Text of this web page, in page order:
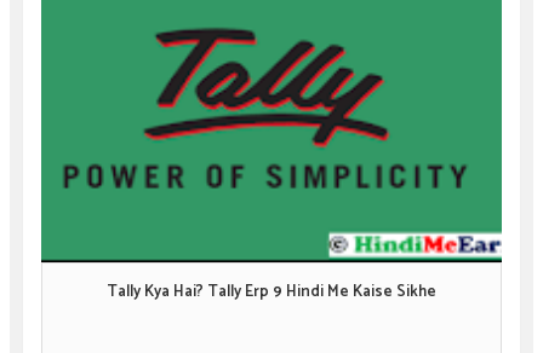
Tally Kya Hai? Tally Erp 9 Hindi Me Kaise Sikhe